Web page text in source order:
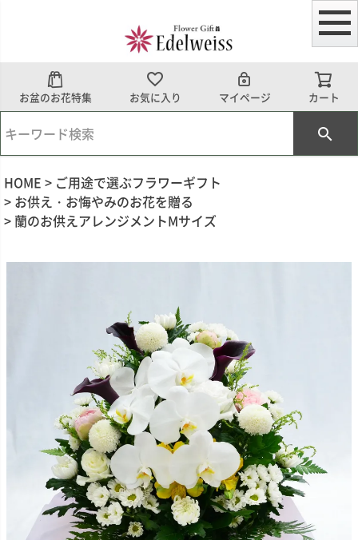
お盆のお花特集 お気に入り マイページ カート
HOME
ご用途で選ぶフラワーギフト
お供え・お悔やみのお花を贈る
蘭のお供えアレンジメントMサイズ